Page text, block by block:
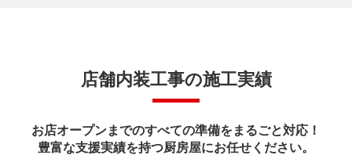
店舗内装工事の施工実績
お店オープンまでのすべての準備をまるごと対応！
豊富な支援実績を持つ厨房屋にお任せください。